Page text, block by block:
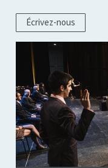
Écrivez-nous